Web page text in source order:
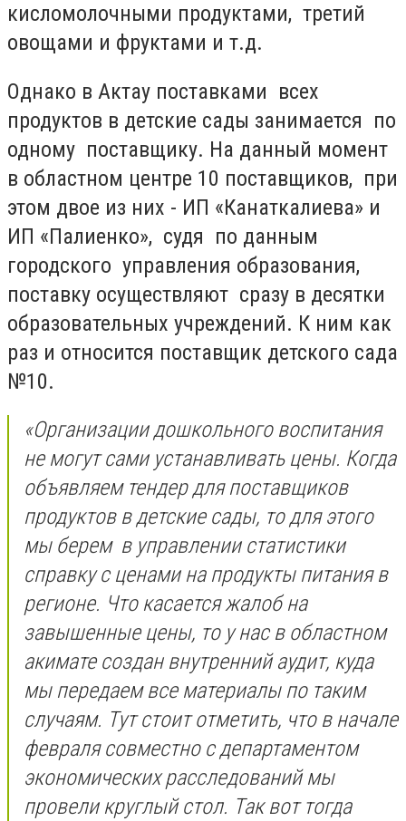
кисломолочными продуктами, третий
овощами и фруктами и т.д.
Однако в Актау поставками всех
продуктов в детские сады занимается по
одному поставщику. На данный момент
в областном центре 10 поставщиков, при
этом двое из них - ИП «Канаткалиева» и
ИП «Палиенко», судя по данным
городского управления образования,
поставку осуществляют сразу в десятки
образовательных учреждений. К ним как
раз и относится поставщик детского сада
№10.
«Организации дошкольного воспитания
не могут сами устанавливать цены. Когда
объявляем тендер для поставщиков
продуктов в детские сады, то для этого
мы берем в управлении статистики
справку с ценами на продукты питания в
регионе. Что касается жалоб на
завышенные цены, то у нас в областном
акимате создан внутренний аудит, куда
мы передаем все материалы по таким
случаям. Тут стоит отметить, что в начале
февраля совместно с департаментом
экономических расследований мы
провели круглый стол. Так вот тогда